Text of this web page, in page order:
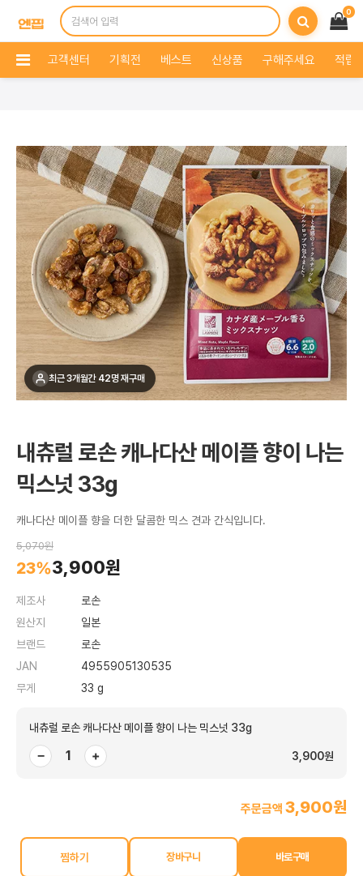
0
고객센터 기획전 베스트 신상품 구해주세요 적립
최근 3개월간 42명 재구매
내츄럴 로손 캐나다산 메이플 향이 나는
믹스넛 33g
캐나다산 메이플 향을 더한 달콤한 믹스 견과 간식입니다.
5,070원
23%3,900원
제조사
로손
원산지
일본
브랜드
로손
JAN
4955905130535
무게
33 g
내츄럴 로손 캐나다산 메이플 향이 나는 믹스넛 33g
− + 3,900원
주문금액 3,900원
찜하기